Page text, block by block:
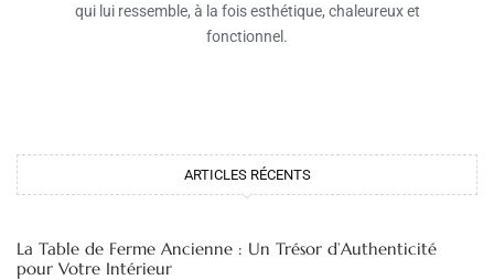
qui lui ressemble, à la fois esthétique, chaleureux et
fonctionnel.
ARTICLES RÉCENTS
La Table de Ferme Ancienne : Un Trésor d’Authenticité
pour Votre Intérieur